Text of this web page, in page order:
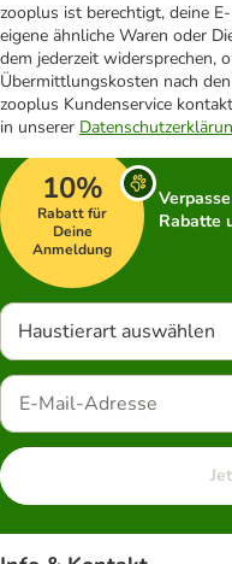
zooplus ist berechtigt, deine
eigene ähnliche Waren oder
dem jederzeit widersprechen,
Übermittlungskosten nach
zooplus Kundenservice
in unserer
10%
Rabatt für
Deine
Anmeldung
Rabatte
Haustierart auswählen